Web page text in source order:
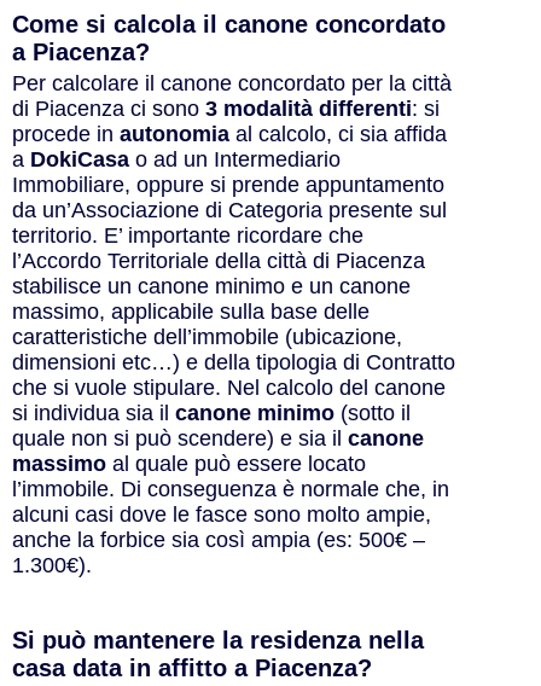
Come si calcola il canone concordato
a Piacenza?
Per calcolare il canone concordato per la città
di Piacenza ci sono 3 modalità differenti: si
procede in autonomia al calcolo, ci sia affida
a DokiCasa o ad un Intermediario
Immobiliare, oppure si prende appuntamento
da un’Associazione di Categoria presente sul
territorio. E’ importante ricordare che
l’Accordo Territoriale della città di Piacenza
stabilisce un canone minimo e un canone
massimo, applicabile sulla base delle
caratteristiche dell’immobile (ubicazione,
dimensioni etc…) e della tipologia di Contratto
che si vuole stipulare. Nel calcolo del canone
si individua sia il canone minimo (sotto il
quale non si può scendere) e sia il canone
massimo al quale può essere locato
l’immobile. Di conseguenza è normale che, in
alcuni casi dove le fasce sono molto ampie,
anche la forbice sia così ampia (es: 500€ –
1.300€).
Si può mantenere la residenza nella
casa data in affitto a Piacenza?